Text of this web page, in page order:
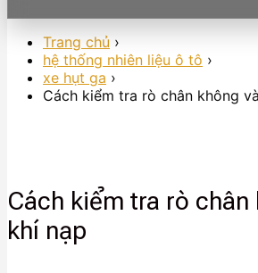
Trang chủ ›
hệ thống nhiên liệu ô tô ›
xe hụt ga ›
Cách kiểm tra rò chân không
Cách kiểm tra rò
khí nạp